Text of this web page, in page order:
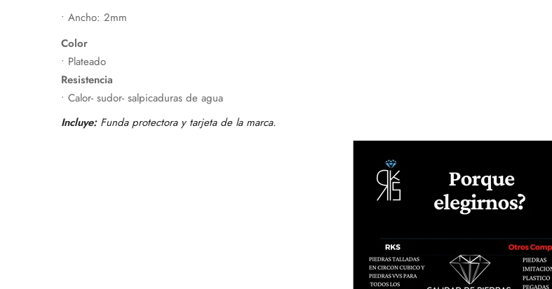
• Ancho: 2mm
Color
• Plateado
Resistencia
• Calor- sudor- salpicaduras de agua
Incluye: Funda protectora y tarjeta de la marca.
Confirm your age
Are you 18 years old or older?
No, I'm not Yes, I am